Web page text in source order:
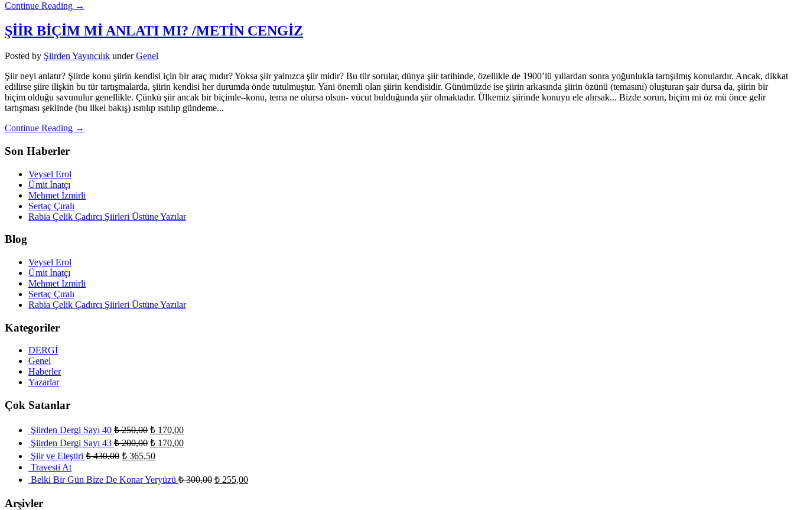
Continue Reading →
ŞİİR BİÇİM Mİ ANLATI MI? /METİN CENGİZ
Posted by Şiirden Yayıncılık underGenel
Şiir neyi anlatır? Şiirde konu şiirin kendisi için bir araç mıdır? Yoksa şiir yalnızca şiir midir? Bu tür sorular, dünya şiir tarihinde, özellikle de 1900’lü yıllardan sonra yoğunlukla tartışılmış konulardır. Ancak, dikkat
edilirse şiire ilişkin bu tür tartışmalarda, şiirin kendisi her durumda önde tutulmuştur. Yani önemli olan şiirin kendisidir. Günümüzde ise şiirin arkasında şiirin özünü (temasını) oluşturan şair dursa da, şiirin bir
biçim olduğu savunulur genellikle. Çünkü şiir ancak bir biçimle–konu, tema ne olursa olsun- vücut bulduğunda şiir olmaktadır. Ülkemiz şiirinde konuyu ele alırsak... Bizde sorun, biçim mi öz mü önce gelir
tartışması şeklinde (bu ilkel bakış) ısıtılıp ısıtılıp gündeme...
Continue Reading →
Son Haberler
Veysel Erol
Ümit İnatçı
Mehmet İzmirli
Sertaç Çıralı
Rabia Çelik Çadırcı Şiirleri Üstüne Yazılar
Blog
Veysel Erol
Ümit İnatçı
Mehmet İzmirli
Sertaç Çıralı
Rabia Çelik Çadırcı Şiirleri Üstüne Yazılar
Kategoriler
DERGİ
Genel
Haberler
Yazarlar
Çok Satanlar
Şiirden Dergi Sayı 40 ₺250,00 ₺ 170,00
Şiirden Dergi Sayı 43 ₺200,00 ₺ 170,00
Şiir ve Eleştiri ₺430,00 ₺ 365,50
Travesti At
Belki Bir Gün Bize De Konar Yeryüzü ₺300,00 ₺ 255,00
Arşivler